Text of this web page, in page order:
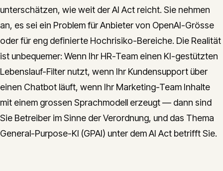
unterschätzen, wie weit der AI Act reicht. Sie nehmen
an, es sei ein Problem für Anbieter von OpenAI-Grösse
oder für eng definierte Hochrisiko-Bereiche. Die Realität
ist unbequemer: Wenn Ihr HR-Team einen KI-gestützten
Lebenslauf-Filter nutzt, wenn Ihr Kundensupport über
einen Chatbot läuft, wenn Ihr Marketing-Team Inhalte
mit einem grossen Sprachmodell erzeugt — dann sind
Sie Betreiber im Sinne der Verordnung, und das Thema
General-Purpose-KI (GPAI) unter dem AI Act betrifft Sie.